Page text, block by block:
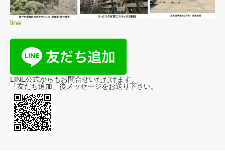
line
LINE公式からもお問合せいただけます。
「友だち追加」後メッセージをお送り下さい。